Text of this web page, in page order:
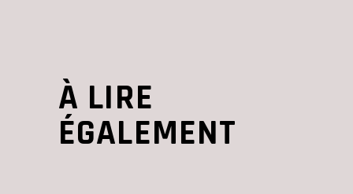
À LIRE
ÉGALEMENT